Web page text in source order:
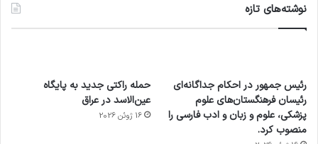
نوشته‌های تازه
رئیس جمهور در احکام جداگانه‌ای
رئیسان فرهنگستان‌های علوم
پزشکی، علوم و زبان و ادب فارسی را
منصوب کرد.
حمله راکتی جدید به پایگاه
عین‌الاسد در عراق
16 ژوئن 2026